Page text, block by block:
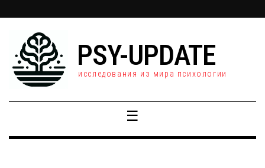
PSY-UPDATE
исследования из мира психологии
☰